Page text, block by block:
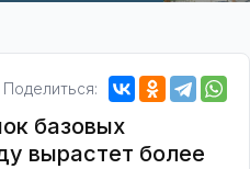
Поделиться:
базовых
вырастет более